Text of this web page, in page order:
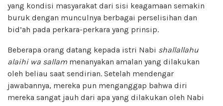
yang kondisi masyarakat dari sisi keagamaan semakin
buruk dengan munculnya berbagai perselisihan dan
bid’ah pada perkara-perkara yang prinsip.
Beberapa orang datang kepada istri Nabi shallallahu
alaihi wa sallam menanyakan amalan yang dilakukan
oleh beliau saat sendirian. Setelah mendengar
jawabannya, mereka pun menganggap bahwa diri
mereka sangat jauh dari apa yang dilakukan oleh Nabi